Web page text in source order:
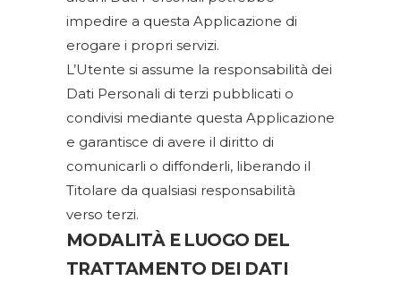
impedire a questa Applicazione di
erogare i propri servizi.
L’Utente si assume la responsabilità dei
Dati Personali di terzi pubblicati o
condivisi mediante questa Applicazione
e garantisce di avere il diritto di
comunicarli o diffonderli, liberando il
Titolare da qualsiasi responsabilità
verso terzi.
MODALITÀ E LUOGO DEL
TRATTAMENTO DEI DATI